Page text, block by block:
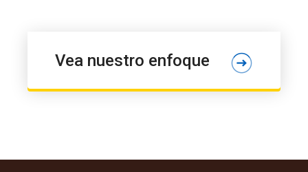
Vea nuestro enfoque